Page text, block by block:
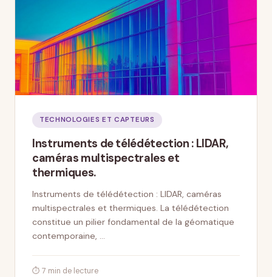
TECHNOLOGIES ET CAPTEURS
Instruments de télédétection : LIDAR,
caméras multispectrales et
thermiques.
Instruments de télédétection : LIDAR, caméras
multispectrales et thermiques. La télédétection
constitue un pilier fondamental de la géomatique
contemporaine, …
⏱ 7 min de lecture